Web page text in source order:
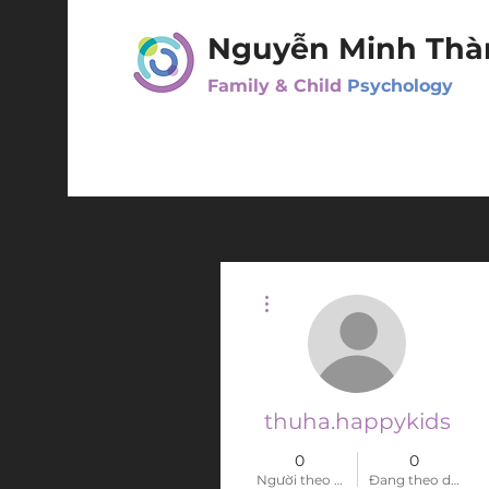
Nguyễn Minh
Family & Child Psychology
thuha.happykids
0
Người theo dõi
0
Đang theo dõi